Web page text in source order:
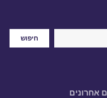
חיפוש
אחרונים